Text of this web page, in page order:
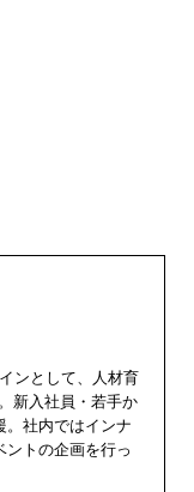
ンとして、人材育
新入社員・若手か
。社内ではインナ
ントの企画を行っ